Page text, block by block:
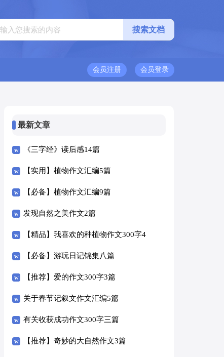
会员登录
会员注册
最新文章
《三字经》读后感14篇
【实用】植物作文汇编5篇
【必备】植物作文汇编9篇
发现自然之美作文2篇
【精品】我喜欢的种植物作文300字4
篇【必备】游玩日记锦集八篇
【推荐】爱的作文300字3篇
关于春节记叙文作文汇编5篇
有关收获成功作文300字三篇
【推荐】奇妙的大自然作文3篇